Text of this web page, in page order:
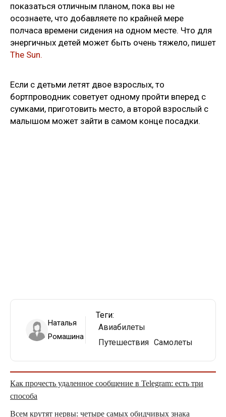
показаться отличным планом, пока вы не
осознаете, что добавляете по крайней мере
полчаса времени сидения на одном месте. Что для
энергичных детей может быть очень тяжело, пишет
The Sun.
Если с детьми летят двое взрослых, то
бортпроводник советует одному пройти вперед с
сумками, приготовить место, а второй взрослый с
малышом может зайти в самом конце посадки.
Наталья
Ромашина
Теги:
Авиабилеты
Путешествия Самолеты
Как прочесть удаленное сообщение в Telegram: есть три
способа
Всем крутят нервы: четыре самых обидчивых знака